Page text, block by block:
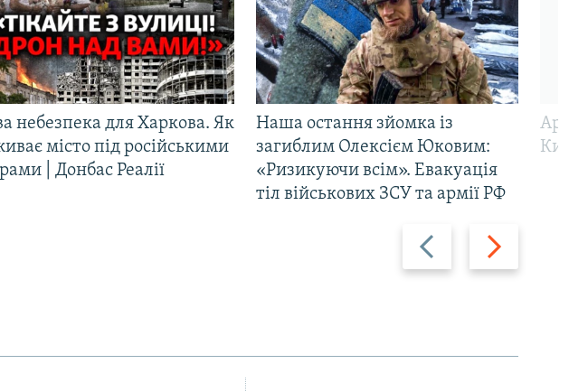
Назад Вперед
небезпека для Харкова. Як
місто під російськими
| Донбас Реалії
Наша остання зйомка із
загиблим Олексієм Юковим:
«Ризикуючи всім». Евакуація
тіл військових ЗСУ та армії РФ